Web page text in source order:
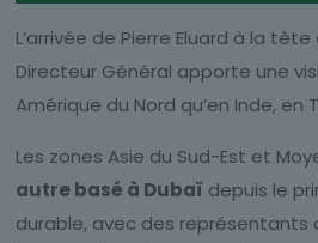
L’arrivée de Pierre Eluard à la
Directeur Général apporte une
Amérique du Nord qu’en Inde,
Les zones Asie du Sud-Est et
autre basé à Dubaï depuis le
durable, avec des représentants